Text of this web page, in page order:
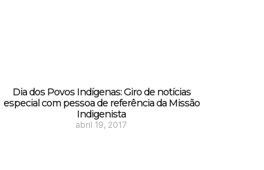
Dia dos Povos Indígenas: Giro de notícias
especial com pessoa de referência da Missão
Indigenista
abril 19, 2017